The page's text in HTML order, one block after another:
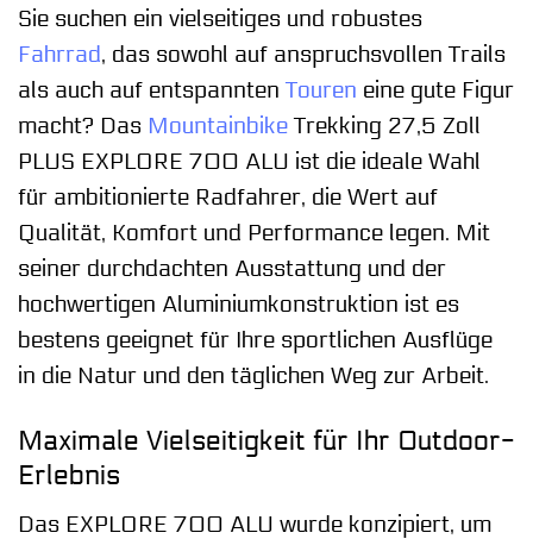
Sie suchen ein vielseitiges und robustes
Fahrrad, das sowohl auf anspruchsvollen Trails
als auch auf entspannten Touren eine gute Figur
macht? Das MountainbikeTrekking 27,5 Zoll
PLUS EXPLORE 700 ALU ist die ideale Wahl
für ambitionierte Radfahrer, die Wert auf
Qualität, Komfort und Performance legen. Mit
seiner durchdachten Ausstattung und der
hochwertigen Aluminiumkonstruktion ist es
bestens geeignet für Ihre sportlichen Ausflüge
in die Natur und den täglichen Weg zur Arbeit.
Maximale Vielseitigkeit für Ihr Outdoor-
Erlebnis
Das EXPLORE 700 ALU wurde konzipiert, um